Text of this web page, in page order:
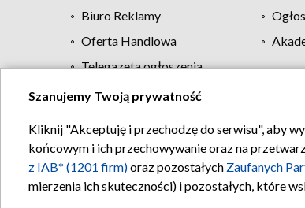
Biuro Reklamy
Oferta Handlowa
Telegazeta ogłoszenia
Szanujemy Twoją prywatność
Kliknij "Akceptuję i przechodzę do serwisu", aby
końcowym i ich przechowywanie oraz na
z IAB* (1201 firm)oraz pozostałych Zaufanych
mierzenia ich skuteczności) i pozostałych, które